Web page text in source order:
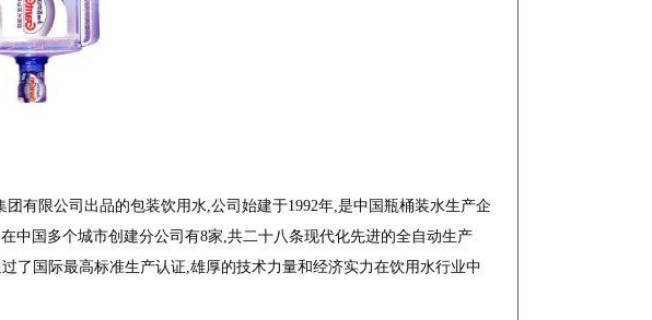
有限公司出品的包装饮用水,公司始建于1992年,是中国瓶桶装水生产企
中国多个城市创建分公司有8家,共二十八条现代化先进的全自动生产
了国际最高标准生产认证,雄厚的技术力量和经济实力在饮用水行业中